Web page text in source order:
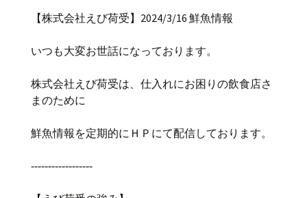
【株式会社えび荷受】2024/3/16 鮮魚情報
いつも大変お世話になっております。
株式会社えび荷受は、仕入れにお困りの飲食店さ
まのために
鮮魚情報を定期的にＨＰにて配信しております。
‐‐‐‐‐‐‐‐‐‐‐‐‐‐‐‐‐‐